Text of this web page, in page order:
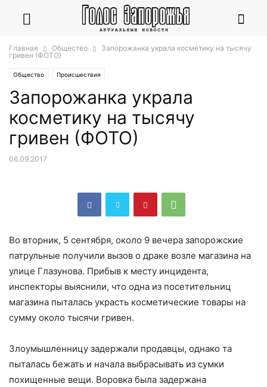
Главная Общество
Запорожанка украла косметику на тысячу
гривен (ФОТО)
Общество Происшествия
Запорожанка украла
косметику на тысячу
гривен (ФОТО)
06.09.2017
Во вторник, 5 сентября, около 9 вечера запорожские
патрульные получили вызов о драке возле магазина на
улице Глазунова. Прибыв к месту инцидента,
инспекторы выяснили, что одна из посетительниц
магазина пыталась украсть косметические товары на
сумму около тысячи гривен.
Злоумышленницу задержали продавцы, однако та
пыталась бежать и начала выбрасывать из сумки
похищенные вещи. Воровка была задержана